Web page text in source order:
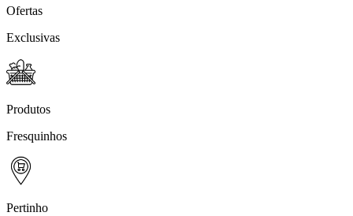
Ofertas
Exclusivas
Produtos
Fresquinhos
Pertinho